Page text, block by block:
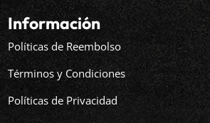
Información
Políticas de Reembolso
Términos y Condiciones
Políticas de Privacidad